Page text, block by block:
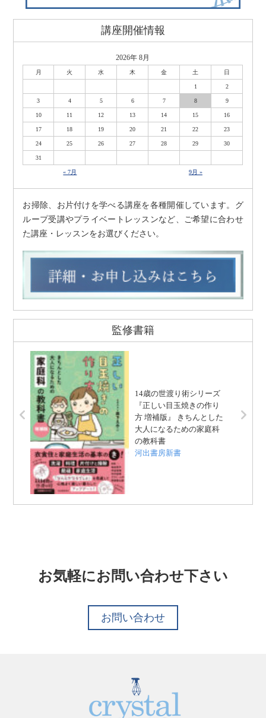
講座開催情報
2026年 8月
月 火 水 木 金 土 日
1 2
3 4 5 6 7 8 9
10 11 12 13 14 15 16
17 18 19 20 21 22 23
24 25 26 27 28 29 30
31
« 7月 9月 »
お掃除、お片付けを学べる講座を各種開催しています。グ
ループ受講やプライベートレッスンなど、ご希望に合わせ
た講座・レッスンをお選びください。
監修書籍
14歳の世渡り術シリーズ
『正しい目玉焼きの作り
方 増補版』 きちんとした
大人になるための家庭科
の教科書
河出書房新書
お気軽にお問い合わせ下さい
お問い合わせ